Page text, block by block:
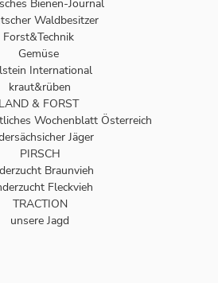
Bienen-Journal
Waldbesitzer
Forst&Technik
Gemüse
International
kraut&rüben
LAND & FORST
Wochenblatt Österreich
Jäger
PIRSCH
Braunvieh
Fleckvieh
TRACTION
unsere Jagd